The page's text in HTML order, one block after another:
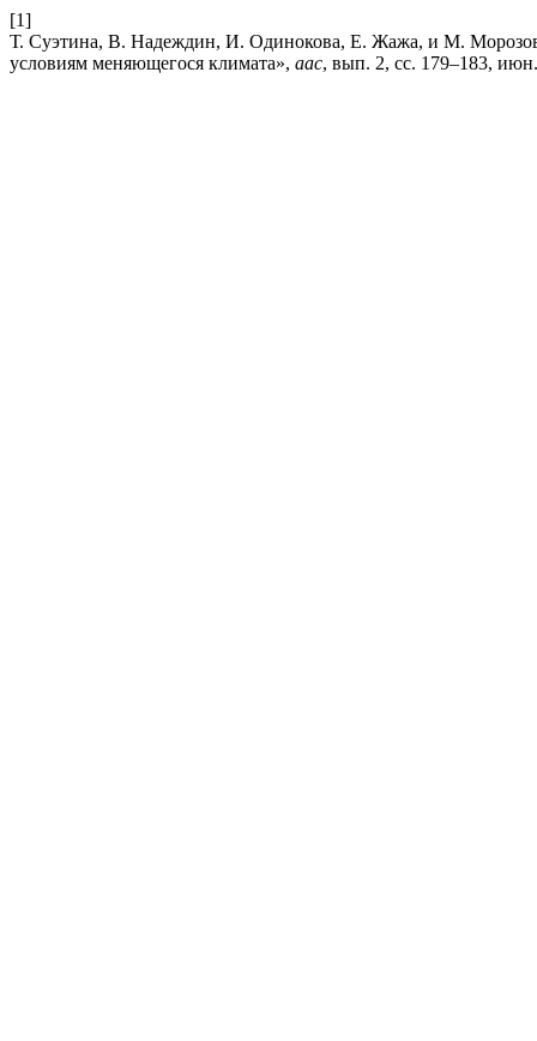
[1]
Т. Суэтина, В. Надеждин, И. Одинокова, Е. Жажа, и М.
условиям меняющегося климата», aac, вып. 2, сс. 179–183,